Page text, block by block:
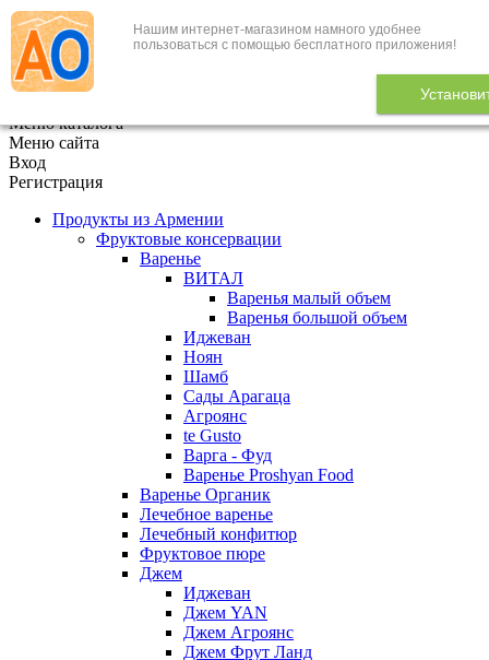
Нашим интернет-магазином намного удобнее
пользоваться с помощью бесплатного приложения!
+7 (495) 646-888-1
В корзине 0
Меню каталога
Меню сайта
Вход
Регистрация
Продукты из Армении
Фруктовые консервации
Варенье
ВИТАЛ
Варенья малый объем
Варенья большой объем
Иджеван
Ноян
Шамб
Сады Арагаца
Агроянс
te Gusto
Варга - Фуд
Варенье Proshyan Food
Варенье Органик
Лечебное варенье
Лечебный конфитюр
Фруктовое пюре
Джем
Иджеван
Джем YAN
Джем Агроянс
Джем Фрут Ланд